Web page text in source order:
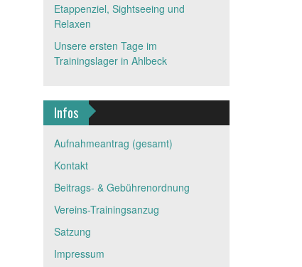
Etappenziel, Sightseeing und
Relaxen
Unsere ersten Tage im
Trainingslager in Ahlbeck
Infos
Aufnahmeantrag (gesamt)
Kontakt
Beitrags- & Gebührenordnung
Vereins-Trainingsanzug
Satzung
Impressum